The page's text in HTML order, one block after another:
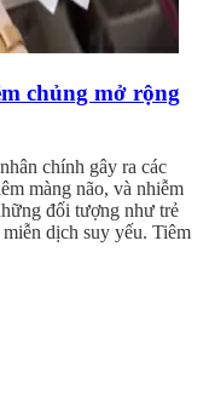
chủng mở rộng
chính gây ra các
màng não, và nhiễm
đối tượng như trẻ
dịch suy yếu. Tiêm